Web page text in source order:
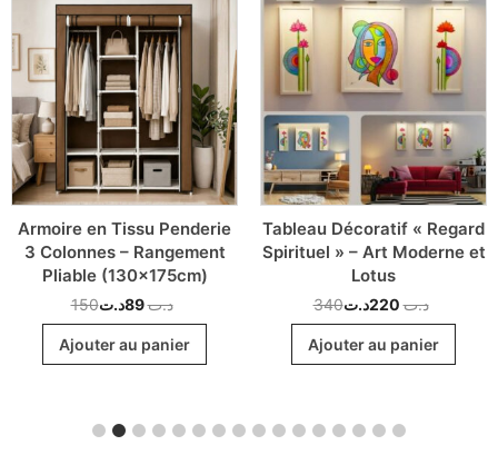
Armoire en Tissu Penderie
3 Colonnes – Rangement
Pliable (130x175cm)
150 د.ت89د.ت
Ajouter au panier
Tableau Décoratif « Regard
Spirituel » – Art Moderne et
Lotus
340 د.ت 220د.ت
Ajouter au panier